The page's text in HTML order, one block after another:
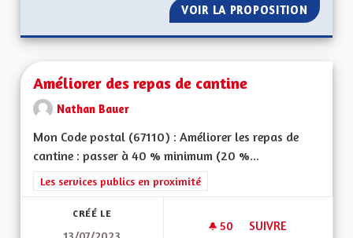
VOIR LA PROPOSITION
Améliorer des repas de cantine
Nathan Bauer
Mon Code postal (67110) : Améliorer les repas de
cantine : passer à 40 % minimum (20 %...
Filtrer les résultats de la catégorie : Les services publics en
Les services publics en proximité
CRÉÉ LE
50 50 ABONNÉS
SUIVRE